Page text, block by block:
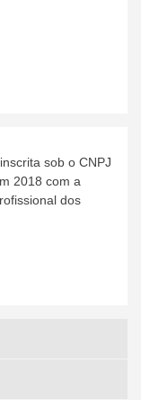
sob o CNPJ
2018 com a
dos